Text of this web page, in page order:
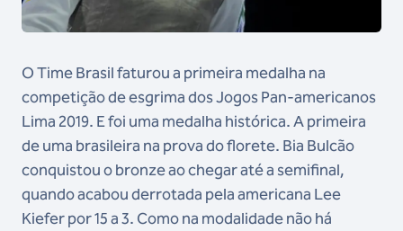
O Time Brasil faturou a primeira medalha na
competição de esgrima dos Jogos Pan-americanos
Lima 2019. E foi uma medalha histórica. A primeira
de uma brasileira na prova do florete. Bia Bulcão
conquistou o bronze ao chegar até a semifinal,
quando acabou derrotada pela americana Lee
Kiefer por 15 a 3. Como na modalidade não há